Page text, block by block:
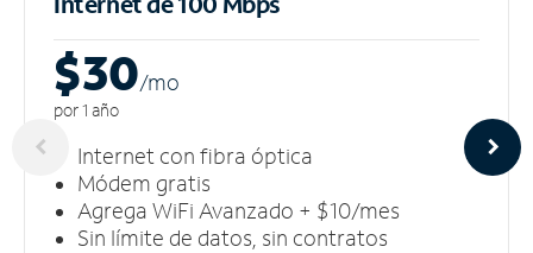
$30/mo
por 1 año
Internet con fibra óptica
Módem gratis
Agrega WiFi Avanzado + $10/mes
Sin límite de datos, sin contratos